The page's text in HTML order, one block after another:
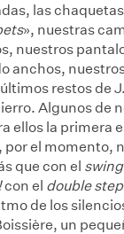
las
», nuestras
nuestros
anchos,
restos de
Algunos de
ellos la primera
por el momento,
que con el swing
con el double step
de los
un